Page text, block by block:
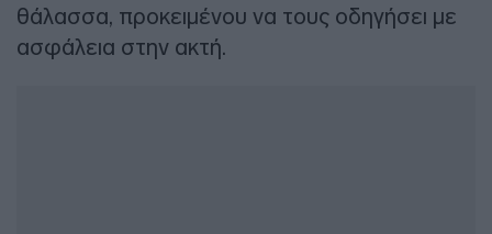
θάλασσα, προκειμένου να τους οδηγήσει με
ασφάλεια στην ακτή.